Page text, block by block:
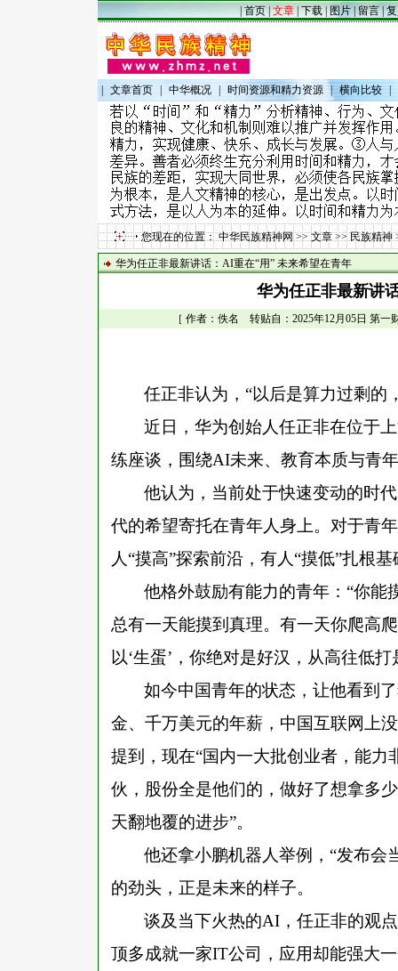
|首页|文章|下载| 图片|留言|
文章首页 中华概况 时间资源和精力资源 | 横向比较
您现在的位置：中华民族精神网>>文章>>民族精神
华为任正非最新讲话：AI重在“用” 未来希望在青年
华为任正非最新讲
［ 作者：佚名 转贴自：2025年12月05日 第
任正非认为， “以后是算力过剩的
近日，华为创始人任正非在位于
练座谈，围绕AI未来、教育本质与青
他认为，当前处于快速变动的时
代的希望寄托在青年人身上。对于青
人 “摸高”探索前沿，有人“摸低”扎根
他格外鼓励有能力的青年： “你能
总有一天能摸到真理。有一天你爬高
以‘生蛋’，你绝对是好汉，从高往低打
如今中国青年的状态，让他看到
金、千万美元的年薪，中国互联网上
提到，现在“国内一大批创业者，能
伙，股份全是他们的，做好了想拿多
天翻地覆的进步”。
他还拿小鹏机器人举例， “发布会
的劲头，正是未来的样子。
谈及当下火热的AI，任正非的观
顶多成就一家IT公司，应用却能强大